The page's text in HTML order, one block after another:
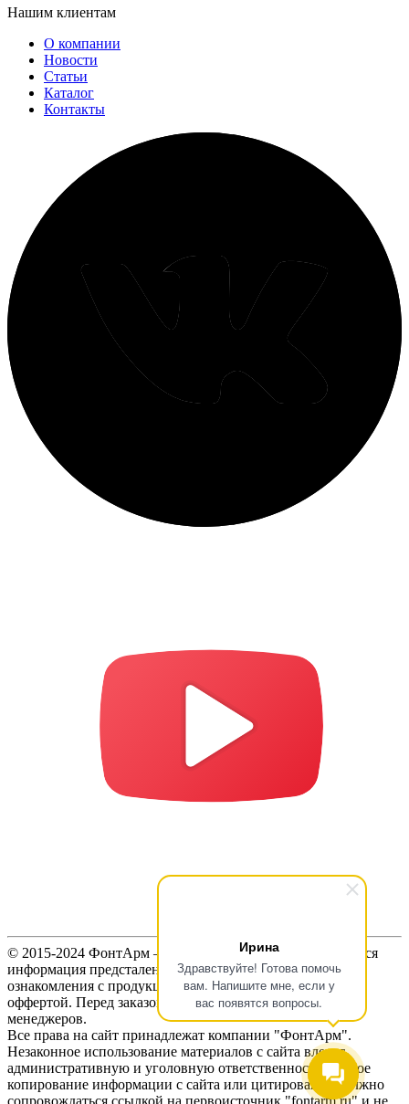
Ирина
Здравствуйте! Готова помочь
вам. Напишите мне, если у
вас появятся вопросы.
Нашим клиентам
О компании
Новости
Статьи
Каталог
Контакты
© 2015-2024 ФонтАрм – фонтанная устьевая арматура. Вся
информация предсталенная на сайте предназначена для
ознакомления с продукцией и не является публичной
оффертой. Перед заказом продукции, уточняйте цены у
менеджеров.
Все права на сайт принадлежат компании "ФонтАрм".
Незаконное использование материалов с сайта влечет
административную и уголовную ответственность. Любое
копирование информации с сайта или цитирование должно
сопровождаться ссылкой на первоисточник "fontarm.ru" и не